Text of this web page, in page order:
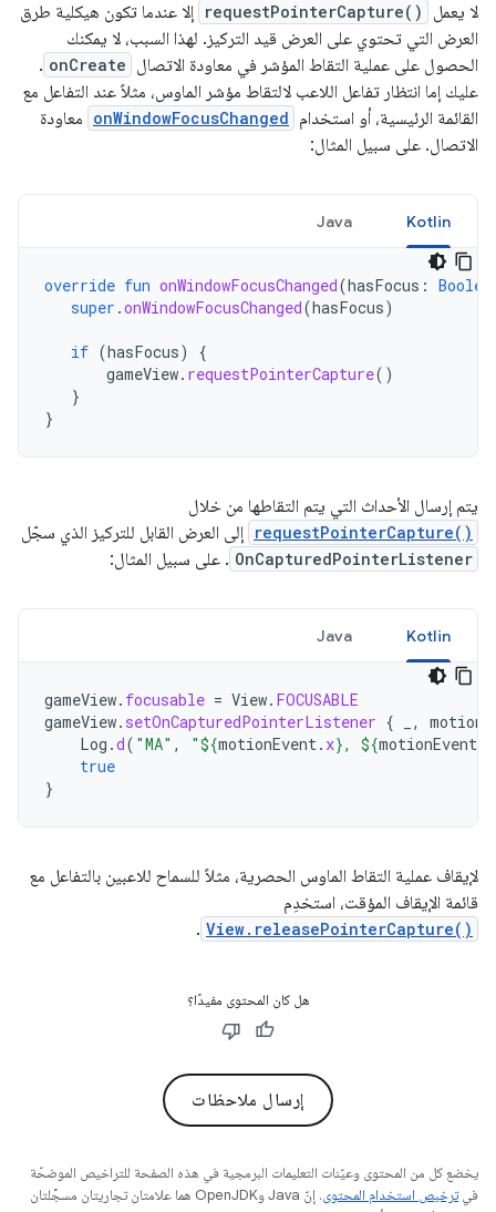
لا يعمل
requestPointerCapture()
إلا عندما تكون هيكلية طرق
العرض التي تحتوي على العرض قيد التركيز. لهذا السبب، لا يمكنك
الحصول على عملية التقاط المؤشر في معاودة الاتصال onCreate
.
عليك إما انتظار تفاعل اللاعب لالتقاط مؤشر الماوس، مثلاً عند التفاعل مع
القائمة الرئيسية، أو استخدام onWindowFocusChanged معاودة
الاتصال. على سبيل المثال:
Kotlin
Java
override fun onWindowFocusChanged(hasFocus :
super .onWindowFocusChanged(hasFocus)
if (hasFocus)
{
gameView. requestPointerCapture()
}
}
يتم إرسال الأحداث التي يتم التقاطها من خلال
requestPointerCapture() إلى العرض القابل للتركيز الذي سجّل
OnCapturedPointerListener . على سبيل المثال:
Kotlin
Java
gameView. focusable = View. FOCUSABLE
gameView. setOnCapturedPointerListener { ,
Log .d( "MA" , "${motionEvent. x}, ${motionEvent
true
}
لإيقاف عملية التقاط الماوس الحصرية، مثلاً للسماح للاعبين بالتفاعل مع
قائمة الإيقاف المؤقت، استخدِم
View.releasePointerCapture()
.
هل كان المحتوى مفيدًا؟
إرسال ملاحظات
يخضع كل من المحتوى وعيّنات التعليمات البرمجية في هذه الصفحة للتراخيص الموضحّة
فيترخيص استخدام المحتوى
. إنّ Java وOpenJDK هما علامتان تجاريتان مسجَّلتان